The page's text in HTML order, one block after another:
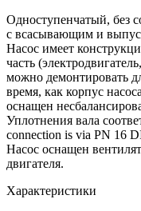
Одноступенчатый, без
с всасывающим и
Насос имеет
часть
можно демонтировать
время, как корпус
оснащен
Уплотнения вала
connection is via PN 16
Насос оснащен
двигателя.
Характеристики